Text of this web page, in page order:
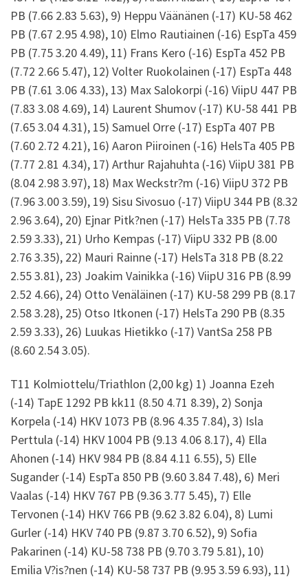
PB (7.66 2.83 5.63), 9) Heppu Väänänen (-17) KU-58 462
PB (7.67 2.95 4.98), 10) Elmo Rautiainen (-16) EspTa 459
PB (7.75 3.20 4.49), 11) Frans Kero (-16) EspTa 452 PB
(7.72 2.66 5.47), 12) Volter Ruokolainen (-17) EspTa 448
PB (7.61 3.06 4.33), 13) Max Salokorpi (-16) ViipU 447 PB
(7.83 3.08 4.69), 14) Laurent Shumov (-17) KU-58 441 PB
(7.65 3.04 4.31), 15) Samuel Orre (-17) EspTa 407 PB
(7.60 2.72 4.21), 16) Aaron Piiroinen (-16) HelsTa 405 PB
(7.77 2.81 4.34), 17) Arthur Rajahuhta (-16) ViipU 381 PB
(8.04 2.98 3.97), 18) Max Weckstr?m (-16) ViipU 372 PB
(7.96 3.00 3.59), 19) Sisu Sivosuo (-17) ViipU 344 PB (8.32
2.96 3.64), 20) Ejnar Pitk?nen (-17) HelsTa 335 PB (7.78
2.59 3.33), 21) Urho Kempas (-17) ViipU 332 PB (8.00
2.76 3.35), 22) Mauri Rainne (-17) HelsTa 318 PB (8.22
2.55 3.81), 23) Joakim Vainikka (-16) ViipU 316 PB (8.99
2.52 4.66), 24) Otto Venäläinen (-17) KU-58 299 PB (8.17
2.58 3.28), 25) Otso Itkonen (-17) HelsTa 290 PB (8.35
2.59 3.33), 26) Luukas Hietikko (-17) VantSa 258 PB
(8.60 2.54 3.05).
T11 Kolmiottelu/Triathlon (2,00 kg) 1) Joanna Ezeh
(-14) TapE 1292 PB kk11 (8.50 4.71 8.39), 2) Sonja
Korpela (-14) HKV 1073 PB (8.96 4.35 7.84), 3) Isla
Perttula (-14) HKV 1004 PB (9.13 4.06 8.17), 4) Ella
Ahonen (-14) HKV 984 PB (8.84 4.11 6.55), 5) Elle
Sugander (-14) EspTa 850 PB (9.60 3.84 7.48), 6) Meri
Vaalas (-14) HKV 767 PB (9.36 3.77 5.45), 7) Elle
Tervonen (-14) HKV 766 PB (9.62 3.82 6.04), 8) Lumi
Gurler (-14) HKV 740 PB (9.87 3.70 6.52), 9) Sofia
Pakarinen (-14) KU-58 738 PB (9.70 3.79 5.81), 10)
Emilia V?is?nen (-14) KU-58 737 PB (9.95 3.59 6.93), 11)